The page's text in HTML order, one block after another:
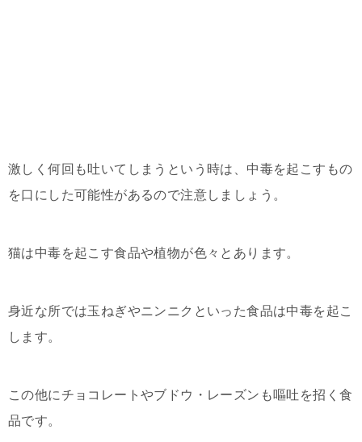
激しく何回も吐いてしまうという時は、中毒を起こすもの
を口にした可能性があるので注意しましょう。
猫は中毒を起こす食品や植物が色々とあります。
身近な所では玉ねぎやニンニクといった食品は中毒を起こ
します。
この他にチョコレートやブドウ・レーズンも嘔吐を招く食
品です。